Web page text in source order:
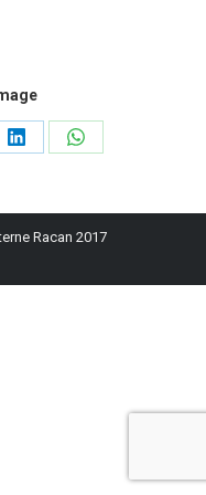
Partager
LinkedIn
Partager
WhatsApp
Racan 2017